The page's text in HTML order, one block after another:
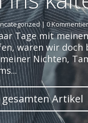
| 0
Tage mit
waren wir
Nichten,
Artikel